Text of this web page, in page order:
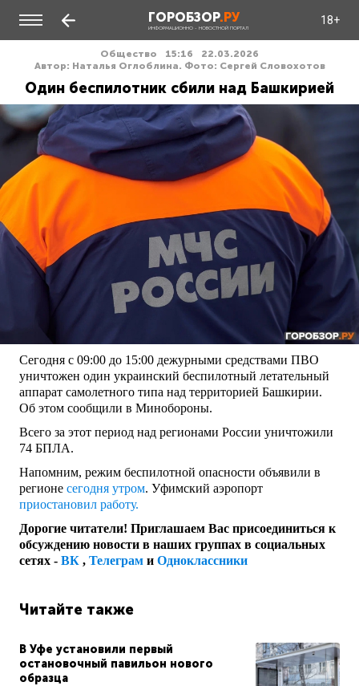
ГОРОБЗОР.РУ
ИНФОРМАЦИОННО - НОВОСТНОЙ ПОРТАЛ
18+
Общество 15:16
22.03.2026
Автор: Наталья Оглоблина. Фото: Сергей Словохотов
Один беспилотник сбили над Башкирией
Сегодня с 09:00 до 15:00 дежурными средствами ПВО
уничтожен один украинский беспилотный летательный
аппарат самолетного типа над территорией Башкирии.
Об этом сообщили в Минобороны.
Всего за этот период над регионами России уничтожили
74 БПЛА.
Напомним, режим беспилотной опасности объявили в
регионе сегодня утром. Уфимский аэропорт
приостановил работу.
Дорогие читатели! Приглашаем Вас присоединиться к
обсуждению новости в наших группах в социальных
сетях - ВК , Телеграм и Одноклассники
Читайте также
В Уфе установили первый
остановочный павильон нового
образца